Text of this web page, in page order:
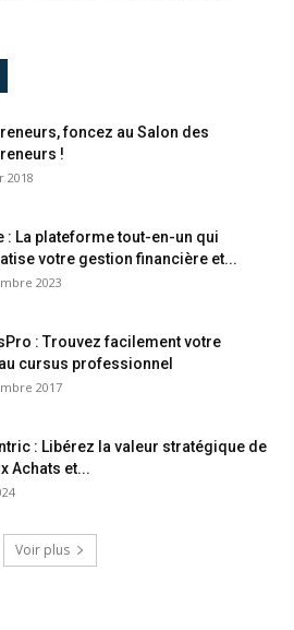
foncez au Salon des
!
2018
: La plateforme tout-en-un qui
votre gestion financière et...
2023
: Trouvez facilement votre
cursus professionnel
2017
: Libérez la valeur stratégique de
Achats et...
Voir plus